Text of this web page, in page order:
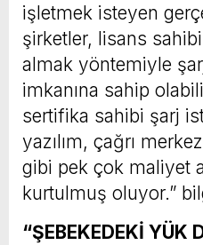
işletmek isteyen
şirketler, lisans
almak yöntemiyle
imkanına sahip
sertifika sahibi şarj
yazılım, çağrı
gibi pek çok maliyet
kurtulmuş oluyor.”
“ŞEBEKEDEKİ YÜK